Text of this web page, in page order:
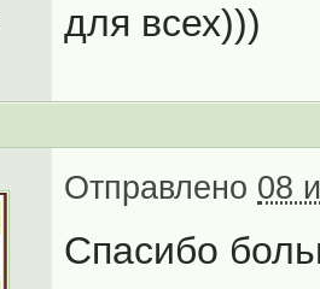
для всех)))
Отправлено 08
Спасибо